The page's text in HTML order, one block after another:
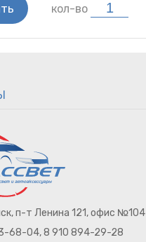
кол-во
п-т Ленина 121, офис №104
68-04, 8 910 894-29-28